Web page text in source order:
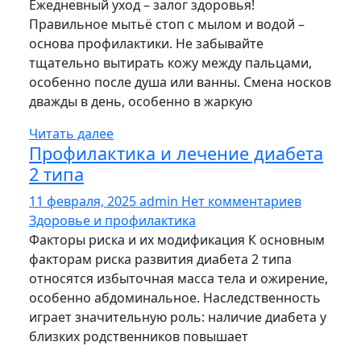
Ежедневный уход – залог здоровья!
Правильное мытьё стоп с мылом и водой –
основа профилактики. Не забывайте
тщательно вытирать кожу между пальцами,
особенно после душа или ванны. Смена носков
дважды в день, особенно в жаркую
Читать далее
Профилактика и лечение диабета
2 типа
11 февраля, 2025admin Нет комментариев
Здоровье и профилактика
Факторы риска и их модификация К основным
факторам риска развития диабета 2 типа
относятся избыточная масса тела и ожирение,
особенно абдоминальное. Наследственность
играет значительную роль: наличие диабета у
близких родственников повышает